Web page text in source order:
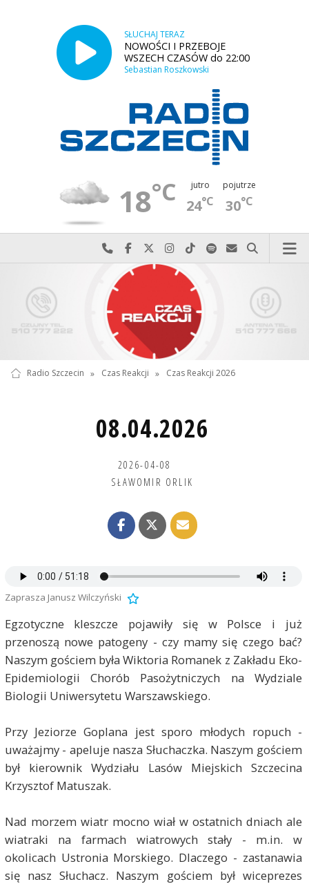
SŁUCHAJ TERAZ
NOWOŚCI I PRZEBOJE
WSZECH CZASÓW do 22:00
Sebastian Roszkowski
18°C jutro
24°C
pojutrze
30°C
Najlepiej po prostu do nas zadzwoń
Odwiedź nas na Facebook-u
Odwiedź nas na X
Odwiedź nas na Instagram-ie
Odwiedź nas na TikTok-u
Szukaj nas na Spotify
Wyślij do nas
Szukaj
Radio Szczecin » Czas Reakcji » Czas Reakcji 2026
08.04.2026
2026-04-08
SŁAWOMIR ORLIK
Zaprasza Janusz Wilczyński
Egzotyczne kleszcze pojawiły się w Polsce i już
przenoszą nowe patogeny - czy mamy się czego bać?
Naszym gościem była Wiktoria Romanek z Zakładu Eko-
Epidemiologii Chorób Pasożytniczych na Wydziale
Biologii Uniwersytetu Warszawskiego.
Przy Jeziorze Goplana jest sporo młodych ropuch -
uważajmy - apeluje nasza Słuchaczka. Naszym gościem
był kierownik Wydziału Lasów Miejskich Szczecina
Krzysztof Matuszak.
Nad morzem wiatr mocno wiał w ostatnich dniach ale
wiatraki na farmach wiatrowych stały - m.in. w
okolicach Ustronia Morskiego. Dlaczego - zastanawia
się nasz Słuchacz. Naszym gościem był wiceprezes